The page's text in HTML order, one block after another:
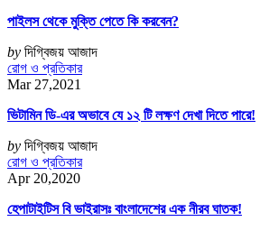
পাইলস থেকে মুক্তি পেতে কি করবেন?
by দিগ্বিজয় আজাদ
রোগ ও প্রতিকার
Mar 27,2021
ভিটামিন ডি-এর অভাবে যে ১২ টি লক্ষণ দেখা দিতে পারে!
by দিগ্বিজয় আজাদ
রোগ ও প্রতিকার
Apr 20,2020
হেপাটাইটিস বি ভাইরাসঃ বাংলাদেশের এক নীরব ঘাতক!